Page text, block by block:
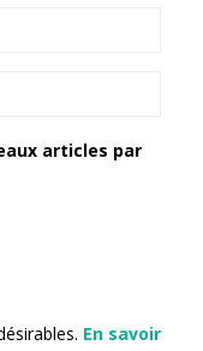
articles par
En savoir